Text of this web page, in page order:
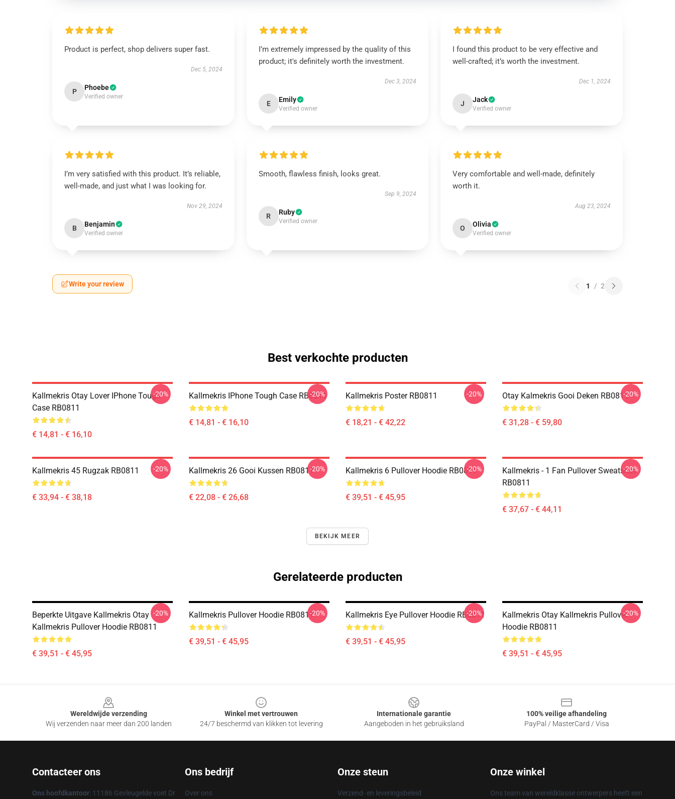
Product is perfect, shop delivers super fast.
Dec 5, 2024
P Phoebe
Verified owner
I’m extremely impressed by the quality of this
product; it's definitely worth the investment.
Dec 3, 2024
E Emily
Verified owner
I found this product to be very effective and
well-crafted; it’s worth the investment.
Dec 1, 2024
J Jack
Verified owner
I’m very satisfied with this product. It’s reliable,
well-made, and just what I was looking for.
Nov 29, 2024
B Benjamin
Verified owner
Smooth, flawless finish, looks great.
Sep 9, 2024
R Ruby
Verified owner
Very comfortable and well-made, definitely
worth it.
Aug 23, 2024
O Olivia
Verified owner
Write your review 1 / 2
Best verkochte producten
Kallmekris Otay Lover IPhone Tough
Case RB0811
€ 14,81 - € 16,10
-20% Kallmekris IPhone Tough Case RB0811
€ 14,81 - € 16,10
-20% Kallmekris Poster RB0811
€ 18,21 - € 42,22
-20% Otay Kalmekris Gooi Deken RB0811
€ 31,28 - € 59,80
-20%
Kallmekris 45 Rugzak RB0811
€ 33,94 - € 38,18
-20% Kallmekris 26 Gooi Kussen RB0811
€ 22,08 - € 26,68
-20% Kallmekris 6 Pullover Hoodie RB0811
€ 39,51 - € 45,95
-20%
Kallmekris - 1 Fan Pullover Sweatshirt
RB0811
€ 37,67 - € 44,11
-20%
BEKIJK MEER
Gerelateerde producten
Beperkte Uitgave Kallmekris Otay
Kallmekris Pullover Hoodie RB0811
€ 39,51 - € 45,95
-20% Kallmekris Pullover Hoodie RB0811
€ 39,51 - € 45,95
-20% Kallmekris Eye Pullover Hoodie RB0811
€ 39,51 - € 45,95
-20%
Kallmekris Otay Kallmekris Pullover
Hoodie RB0811
€ 39,51 - € 45,95
-20%
Wereldwijde verzending
Wij verzenden naar meer dan 200 landen
Winkel met vertrouwen
24/7 beschermd van klikken tot levering
Internationale garantie
Aangeboden in het gebruiksland
100% veilige afhandeling
PayPal / MasterCard / Visa
Contacteer ons
Ons hoofdkantoor: 11186 Gevleugelde voet Dr
Ons bedrijf
Over ons
Onze steun
Verzend- en leveringsbeleid
Onze winkel
Ons team van wereldklasse ontwerpers heeft een